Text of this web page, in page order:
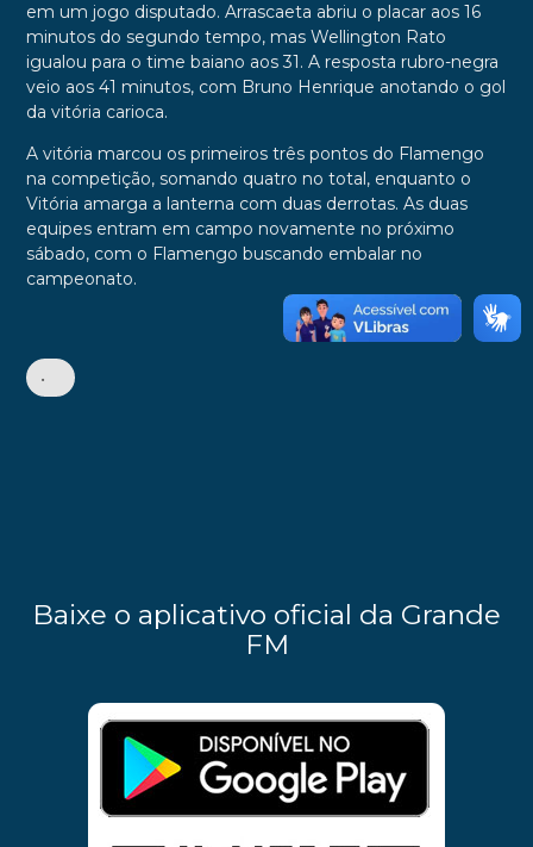
em um jogo disputado. Arrascaeta abriu o placar aos 16
minutos do segundo tempo, mas Wellington Rato
igualou para o time baiano aos 31. A resposta rubro-negra
veio aos 41 minutos, com Bruno Henrique anotando o gol
da vitória carioca.
A vitória marcou os primeiros três pontos do Flamengo
na competição, somando quatro no total, enquanto o
Vitória amarga a lanterna com duas derrotas. As duas
equipes entram em campo novamente no próximo
sábado, com o Flamengo buscando embalar no
campeonato.
•
Baixe o aplicativo oficial da Grande
FM